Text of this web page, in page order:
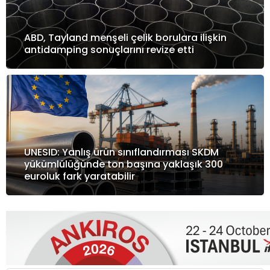
ABD, Tayland menşeli çelik borulara ilişkin
antidamping sonuçlarını revize etti
UNESID: Yanlış ürün sınıflandırması SKDM
yükümlülüğünde ton başına yaklaşık 300
euroluk fark yaratabilir